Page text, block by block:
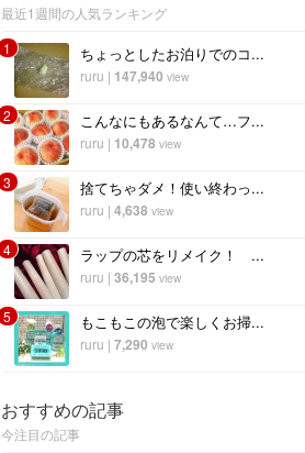
最近1週間の人気ランキング
1
ちょっとしたお泊りでのコ...
ruru | 147,940 view
2 こんなにもあるなんて…フ...
ruru | 10,478 view
3 捨てちゃダメ！使い終わっ...
ruru | 4,638 view
4 ラップの芯をリメイク！ ...
ruru | 36,195 view
5 もこもこの泡で楽しくお掃...
ruru | 7,290 view
おすすめの記事
今注目の記事